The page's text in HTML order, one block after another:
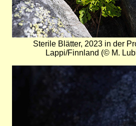
Sterile Blätter, 2023 in der
Lappi/Finnland (© M.